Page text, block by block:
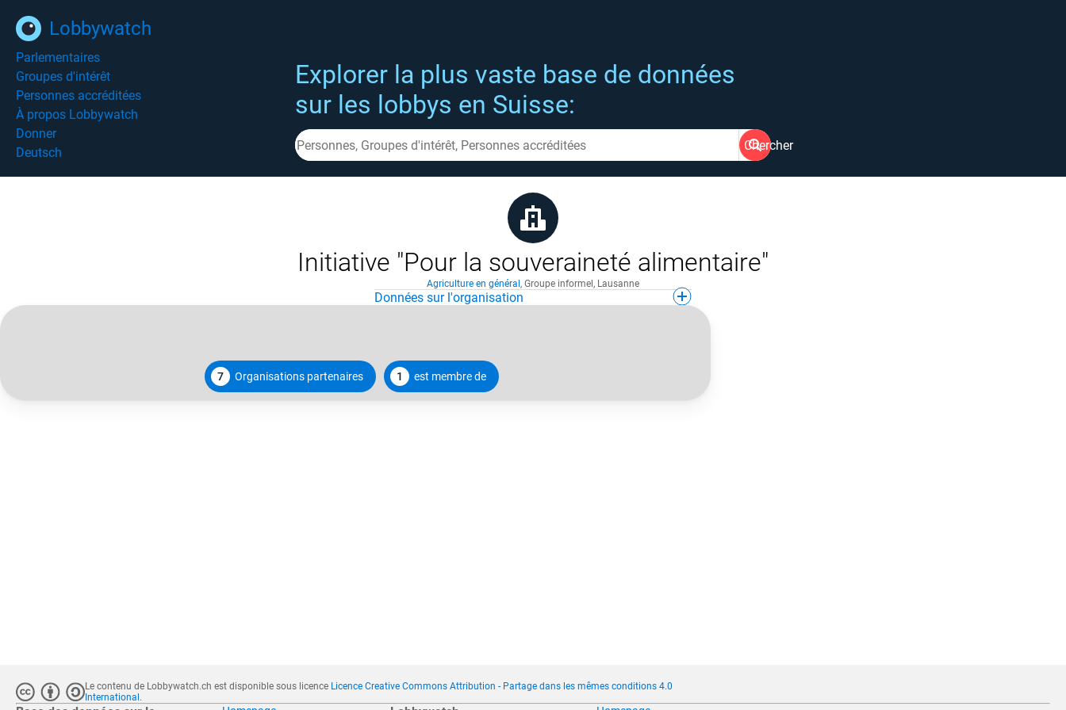
Lobbywatch
Parlementaires
Groupes d'intérêt
Personnes accréditées
À propos Lobbywatch
Donner
Deutsch
Explorer la plus vaste base de données
sur les lobbys en Suisse:
Chercher
Initiative "Pour la souveraineté alimentaire"
Agriculture en général , Groupe informel , Lausanne
Données sur l'organisation
7 Organisations partenaires 1 est membre de
Le contenu de Lobbywatch.ch est disponible sous licence Licence Creative Commons Attribution - Partage dans les mêmes conditions 4.0
International .